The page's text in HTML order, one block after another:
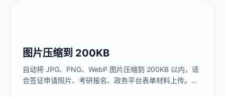
图片压缩到 200KB
自动将 JPG、PNG、WebP 图片压缩到 200KB 以内，适
合签证申请照片、考研报名、政务平台表单材料上传。本